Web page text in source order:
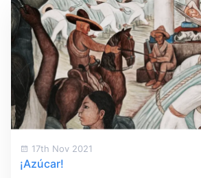
17th Nov 2021
¡Azúcar!